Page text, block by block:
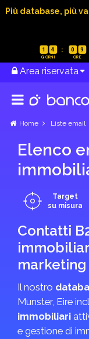
Più database, più
1 4 0 9
Area riservata
Home Liste email
Elenco
Target
su misura
Contatti
Il nostro
Munster, Eire
immobiliari
e gestione di